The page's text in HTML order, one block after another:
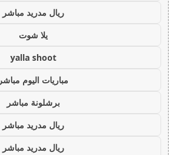
ريال مدريد مباشر
يلا شوت
yalla shoot
مباريات اليوم مباشر
برشلونة مباشر
ريال مدريد مباشر
ريال مدريد مباشر